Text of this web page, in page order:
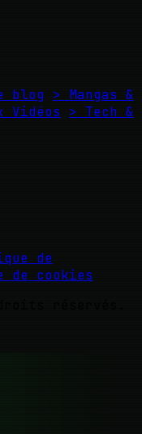
blog > Mangas &
Vidéos
> Tech &
de
de cookies